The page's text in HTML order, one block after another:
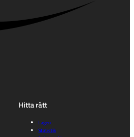
Hitta rätt
Lagen
Statistik